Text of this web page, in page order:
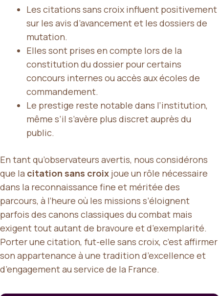
Les citations sans croix influent positivement
sur les avis d’avancement et les dossiers de
mutation.
Elles sont prises en compte lors de la
constitution du dossier pour certains
concours internes ou accès aux écoles de
commandement.
Le prestige reste notable dans l’institution,
même s’il s’avère plus discret auprès du
public.
En tant qu’observateurs avertis, nous considérons
que la citation sans croix joue un rôle nécessaire
dans la reconnaissance fine et méritée des
parcours, à l’heure où les missions s’éloignent
parfois des canons classiques du combat mais
exigent tout autant de bravoure et d’exemplarité.
Porter une citation, fut-elle sans croix, c’est affirmer
son appartenance à une tradition d’excellence et
d’engagement au service de la France.